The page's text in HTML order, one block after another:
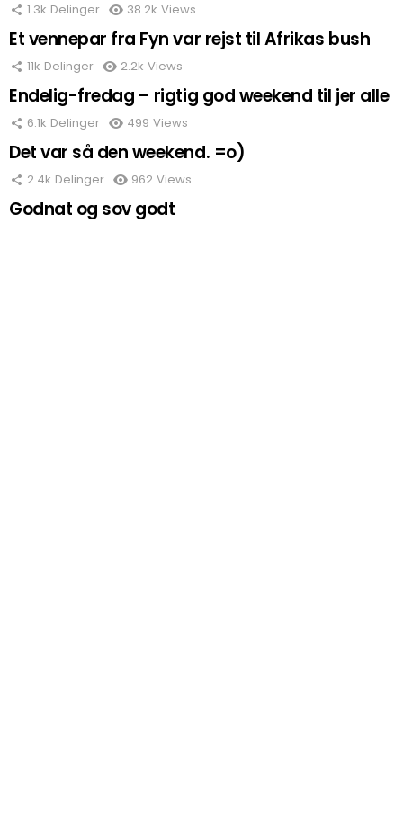
1.3k Delinger 38.2k Views
Et vennepar fra Fyn var rejst til Afrikas bush
11k Delinger 2.2k Views
Endelig-fredag – rigtig god weekend til jer alle
6.1k Delinger 499 Views
Det var så den weekend. =o)
2.4k Delinger 962 Views
Godnat og sov godt